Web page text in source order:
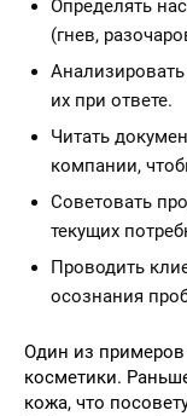
Определять
(гнев,
их при ответе.
Читать
компании,
Советовать
текущих
Проводить
осознания
Один из
косметики.
кожа, что